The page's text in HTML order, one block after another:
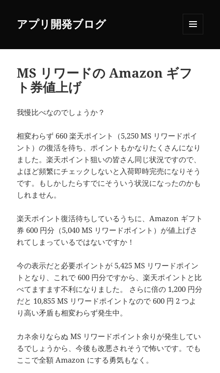
アプリ開発ブログ
ーとウ
MS リワードの Amazon ギフ
ト券値上げ
我慢比べなのでしょうか？
相変わらず 660 楽天ポイント（5,250 MS リワードポイ
ント）の復活を待ち、ポイントもかなりたくさんになり
ました。楽天ポイント狙いの皆さん同じ状況ですので、
よほど頻繁にチェックしないと入荷即時完売になりそう
です。もしかしたらすでにそういう状況になったのかも
しれません。
楽天ポイント復活待ちしているうちに、Amazon ギフト
券 600 円分（5,040 MS リワードポイント）が値上げさ
れてしまっているではないですか！
今の表示だと必要ポイントが 5,425 MS リワードポイン
トとなり、これで 600 円分ですから、楽天ポイントと比
べてますます不利になりました。 さらに倍の 1,200 円分
だと 10,855 MS リワードポイントなので 600 円 2 つよ
り高い矛盾も相変わらず発生中。
カネ余りならぬ MS リワードポイント余りが発生してい
るでしょうから、今後も改悪されそうで怖いです。でも
ここで全額 Amazon にする勇気もなく。